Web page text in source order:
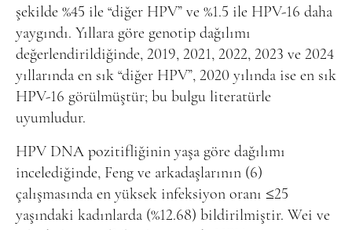
şekilde %45 ile “diğer HPV” ve %1.5 ile HPV-16 daha
yaygındı. Yıllara göre genotip dağılımı
değerlendirildiğinde, 2019, 2021, 2022, 2023 ve 2024
yıllarında en sık “diğer HPV”, 2020 yılında ise en sık
HPV-16 görülmüştür; bu bulgu literatürle
uyumludur.
HPV DNA pozitifliğinin yaşa göre dağılımı
incelediğinde, Feng ve arkadaşlarının (6)
çalışmasında en yüksek infeksiyon oranı ≤25
yaşındaki kadınlarda (%12.68) bildirilmiştir. Wei ve